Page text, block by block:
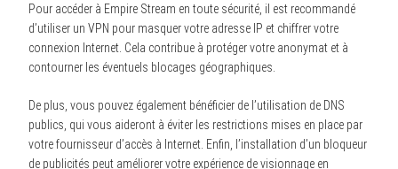
Pour accéder à Empire Stream en toute sécurité, il est recommandé
d’utiliser un VPN pour masquer votre adresse IP et chiffrer votre
connexion Internet. Cela contribue à protéger votre anonymat et à
contourner les éventuels blocages géographiques.
De plus, vous pouvez également bénéficier de l’utilisation de DNS
publics, qui vous aideront à éviter les restrictions mises en place par
votre fournisseur d’accès à Internet. Enfin, l’installation d’un bloqueur
de publicités peut améliorer votre expérience de visionnage en